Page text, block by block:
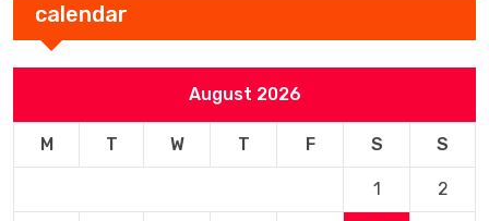
calendar
August 2026
M T W T F S S
1 2